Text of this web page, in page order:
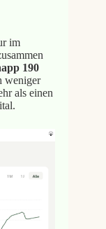
im
190
weniger
als einen